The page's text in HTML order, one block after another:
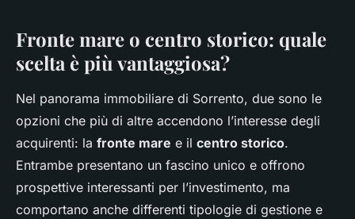
Fronte mare o centro storico: quale
scelta è più vantaggiosa?
Nel panorama immobiliare di Sorrento, due sono le
opzioni che più di altre accendono l’interesse degli
acquirenti: la fronte mare e il centro storico.
Entrambe presentano un fascino unico e offrono
prospettive interessanti per l’investimento, ma
comportano anche differenti tipologie di gestione e